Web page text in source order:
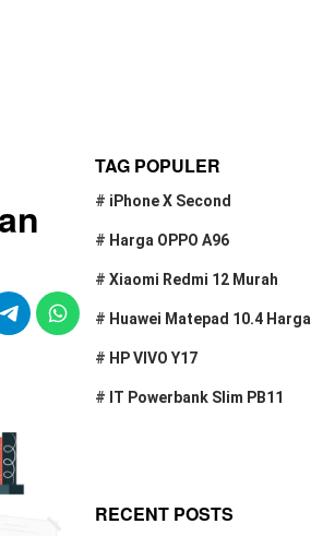
TAG POPULER
# iPhone X Second
# Harga OPPO A96
#Xiaomi Redmi 12 Murah
# Huawei Matepad 10.4 Harga
# HP VIVO Y17
# IT Powerbank Slim PB11
RECENT POSTS